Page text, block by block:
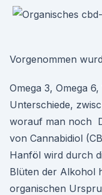
Vorgenommen
Omega 3, Omega
Unterschiede,
worauf man noch
von Cannabidiol
Hanföl wird durch
Blüten der Alkohol
organischen